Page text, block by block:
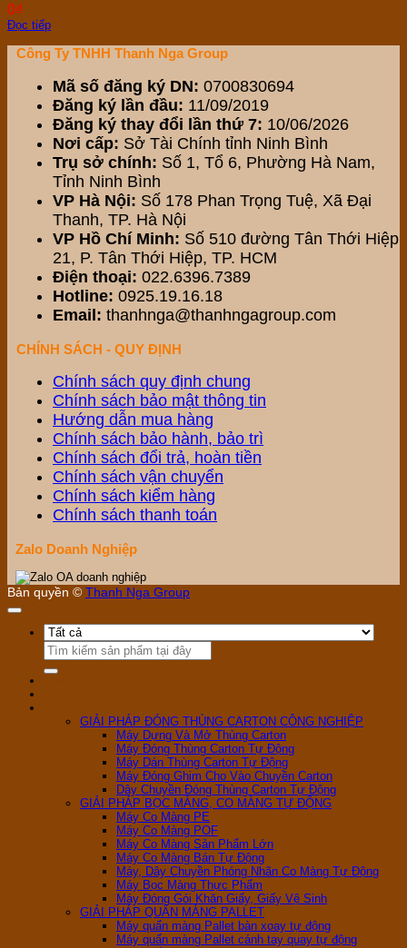
0₫
Đọc tiếp
Công Ty TNHH Thanh Nga Group
Mã số đăng ký DN: 0700830694
Đăng ký lần đầu: 11/09/2019
Đăng ký thay đổi lần thứ 7: 10/06/2026
Nơi cấp: Sở Tài Chính tỉnh Ninh Bình
Trụ sở chính: Số 1, Tổ 6, Phường Hà Nam,
Tỉnh Ninh Bình
VP Hà Nội: Số 178 Phan Trọng Tuệ, Xã Đại
Thanh, TP. Hà Nội
VP Hồ Chí Minh: Số 510 đường Tân Thới Hiệp
21, P. Tân Thới Hiệp, TP. HCM
Điện thoại: 022.6396.7389
Hotline: 0925.19.16.18
Email: thanhnga@thanhngagroup.com
CHÍNH SÁCH - QUY ĐỊNH
Chính sách quy định chung
Chính sách bảo mật thông tin
Hướng dẫn mua hàng
Chính sách bảo hành, bảo trì
Chính sách đổi trả, hoàn tiền
Chính sách vận chuyển
Chính sách kiểm hàng
Chính sách thanh toán
Zalo Doanh Nghiệp
Bản quyền © Thanh Nga Group
Tìm
kiếm:
GIẢI PHÁP ĐÓNG THÙNG CARTON CÔNG NGHIỆP
Máy Dựng Và Mở Thùng Carton
Máy Đóng Thùng Carton Tự Động
Máy Dán Thùng Carton Tự Động
Máy Đóng Ghim Cho Vào Chuyền Carton
Dây Chuyền Đóng Thùng Carton Tự Động
GIẢI PHÁP BỌC MÀNG, CO MÀNG TỰ ĐỘNG
Máy Co Màng PE
Máy Co Màng POF
Máy Co Màng Sản Phẩm Lớn
Máy Co Màng Bán Tự Động
Máy, Dây Chuyền Phóng Nhãn Co Màng Tự Động
Máy Bọc Màng Thực Phẩm
Máy Đóng Gói Khăn Giấy, Giấy Vệ Sinh
GIẢI PHÁP QUẤN MÀNG PALLET
Máy quấn màng Pallet bàn xoay tự động
Máy quấn màng Pallet cánh tay quay tự động